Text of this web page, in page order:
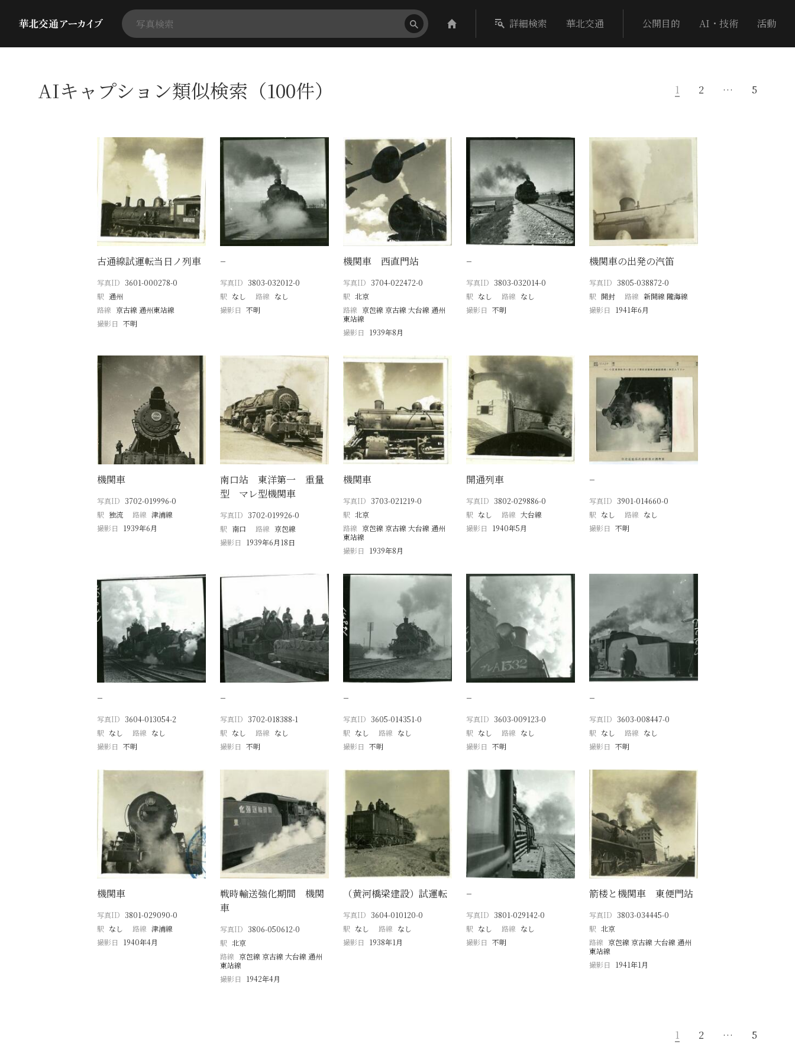
詳細検索 華北交通 公開目的 AI・技術 活動
AIキャプション類似検索（100件） 1 2 … 5
古通線試運転当日ノ列車
写真ID 3601-000278-0
駅 通州
路線 京古線 通州東站線
撮影日 不明
−
写真ID 3803-032012-0
駅 なし 路線 なし
撮影日 不明
機関車 西直門站
写真ID 3704-022472-0
駅 北京
路線 京包線 京古線 大台線 通州
東站線
撮影日
1939年8月
−
写真ID 3803-032014-0
駅 なし 路線 なし
撮影日 不明
機関車の出発の汽笛
写真ID 3805-038872-0
駅 開封 路線 新開線 隴海線
撮影日
1941年6月
機関車
写真ID 3702-019996-0
駅 独流 路線 津浦線
撮影日
1939年6月
南口站 東洋第一 重量
型 マレ型機関車
写真ID 3702-019926-0
駅 南口 路線 京包線
撮影日
1939年6月18日
機関車
写真ID 3703-021219-0
駅 北京
路線 京包線 京古線 大台線 通州
東站線
撮影日
1939年8月
開通列車
写真ID 3802-029886-0
駅 なし 路線 大台線
撮影日
1940年5月
−
写真ID 3901-014660-0
駅 なし 路線 なし
撮影日 不明
−
写真ID 3604-013054-2
駅 なし 路線 なし
撮影日 不明
−
写真ID 3702-018388-1
駅 なし 路線 なし
撮影日 不明
−
写真ID 3605-014351-0
駅 なし 路線 なし
撮影日 不明
−
写真ID 3603-009123-0
駅 なし 路線 なし
撮影日 不明
−
写真ID 3603-008447-0
駅 なし 路線 なし
撮影日 不明
機関車
写真ID 3801-029090-0
駅 なし 路線 津浦線
撮影日
1940年4月
戦時輸送強化期間 機関
車
写真ID 3806-050612-0
駅 北京
路線 京包線 京古線 大台線 通州
東站線
撮影日
1942年4月
（黄河橋梁建設）試運転
写真ID 3604-010120-0
駅 なし 路線 なし
撮影日
1938年1月
−
写真ID 3801-029142-0
駅 なし 路線 なし
撮影日 不明
箭楼と機関車 東便門站
写真ID 3803-034445-0
駅 北京
路線 京包線 京古線 大台線 通州
東站線
撮影日
1941年1月
1 2 … 5